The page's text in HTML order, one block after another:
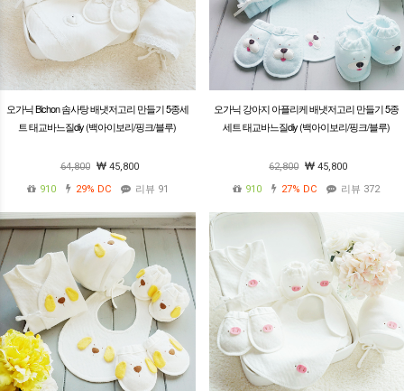
오가닉 Bichon 솜사탕 배냇저고리 만들기 5종세
트 태교바느질diy (백아이보리/핑크/블루)
64,800
45,800
910
29% DC 리뷰 91
오가닉 강아지 아플리케 배냇저고리 만들기 5종
세트 태교바느질diy (백아이보리/핑크/블루)
62,800
45,800
910
27% DC 리뷰 372